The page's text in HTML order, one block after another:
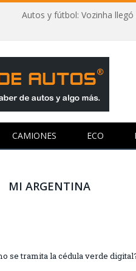
CAMIONES ECO
MI ARGENTINA
se tramita la cédula verde